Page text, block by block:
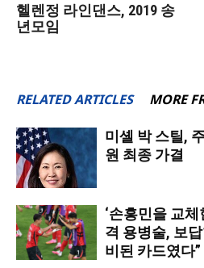
헬렌정 라인댄스, 2019 송
년모임
RELATED ARTICLES MORE
미셸 박 스틸,
원 최종 가결
‘손흥민을 교
격 용병술, 보
비된 카드였다”